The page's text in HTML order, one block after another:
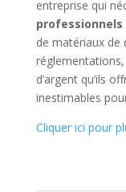
entreprise qui
de matériaux de
d’argent qu’ils
inestimables
Cliquer ici pour